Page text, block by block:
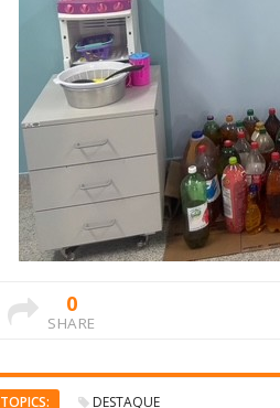
0
SHARE
TOPICS: DESTAQUE